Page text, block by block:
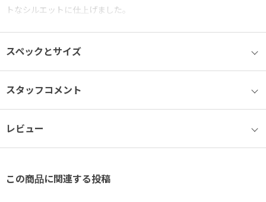
トなシルエットに仕上げました。
14.0インチノートPC、A4ファイルが収納可能。
クッション入りで、安心してノートパソコンを持ち運ぶことができ
ます。
14.0インチノートPC：W33×H24×D2.5cm
● エキスパンド機能
スペックとサイズ
スタッフコメント
レビュー
この商品に関連する投稿